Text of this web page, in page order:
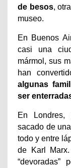
de besos,
museo.
En Buenos
casi una
mármol, sus
han
algunas
ser
En Londres,
sacado de
todo y entre
de Karl